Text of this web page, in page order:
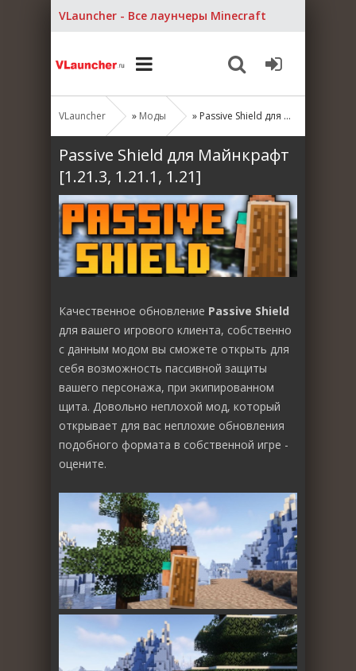
VLauncher - Все лаунчеры Minecraft
VLauncher » Моды » Passive Shield для Майнкрафт [1.21.3, 1.21.1, 1.21]
Passive Shield для Майнкрафт
[1.21.3, 1.21.1, 1.21]
Качественное обновление Passive Shield
для вашего игрового клиента, собственно
с данным модом вы сможете открыть для
себя возможность пассивной защиты
вашего персонажа, при экипированном
щита. Довольно неплохой мод, который
открывает для вас неплохие обновления
подобного формата в собственной игре -
оцените.